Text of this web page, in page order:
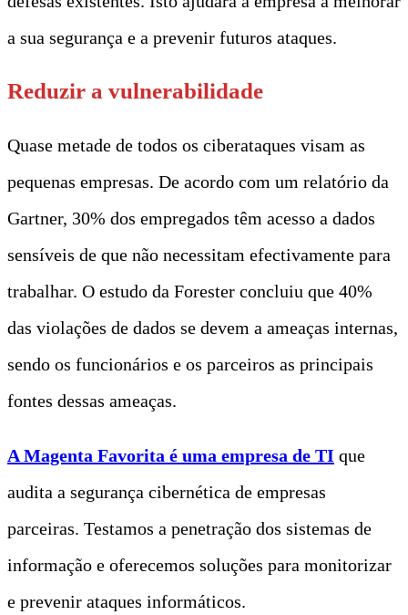
a sua segurança e a prevenir futuros ataques.
Reduzir a vulnerabilidade
Quase metade de todos os ciberataques visam as
pequenas empresas. De acordo com um relatório da
Gartner, 30% dos empregados têm acesso a dados
sensíveis de que não necessitam efectivamente para
trabalhar. O estudo da Forester concluiu que 40%
das violações de dados se devem a ameaças internas,
sendo os funcionários e os parceiros as principais
fontes dessas ameaças.
A Magenta Favorita é uma empresa de TI que
audita a segurança cibernética de empresas
parceiras. Testamos a penetração dos sistemas de
informação e oferecemos soluções para monitorizar
e prevenir ataques informáticos.